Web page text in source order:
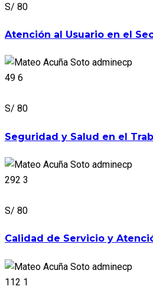
S/ 80
Atención al Usuario en el
adminecp
49 6
S/ 80
Seguridad y Salud en el
adminecp
292 3
S/ 80
Calidad de Servicio y
adminecp
112 1